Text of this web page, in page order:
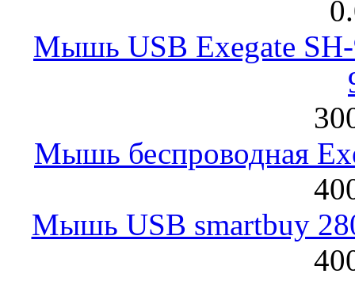
Мышь USB Exegate
Мышь беспроводная
Мышь USB smartbuy